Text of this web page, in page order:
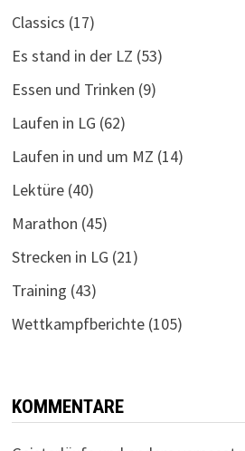
Classics (17)
Es stand in der LZ (53)
Essen und Trinken (9)
Laufen in LG (62)
Laufen in und um MZ (14)
Lektüre(40)
Marathon (45)
Strecken in LG (21)
Training (43)
Wettkampfberichte(105)
KOMMENTARE